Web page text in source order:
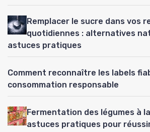
Remplacer le sucre dans vos
quotidiennes : alternatives
astuces pratiques
Comment reconnaître les labels
consommation responsable
Fermentation des légumes à
astuces pratiques pour